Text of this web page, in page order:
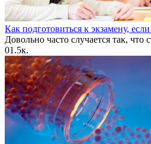
Как подготовиться к экзамену,
Довольно часто случается так, что
01.5к.